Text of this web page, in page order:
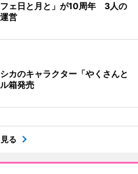
ェ日と月と」が10周年 3人の
営
カのキャラクター「やくさんと
箱発売
る